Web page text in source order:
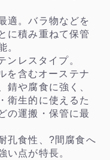
適。バラ物などを
に積み重ねて保管
。
ンレスタイプ。
を含むオーステナ
錆や腐食に強く、
衛生的に使えるた
の運搬・保管に最
孔食性、?間腐食へ
い点が特長。